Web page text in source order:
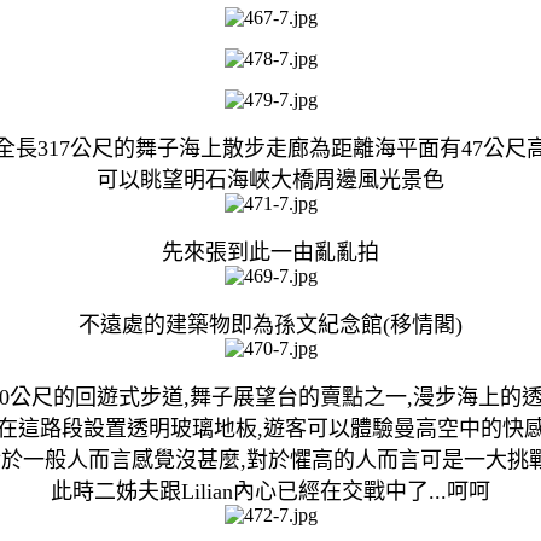
長317公尺的舞子海上散步走廊為距離海平面有47公尺
可以眺望明石海峽大橋周邊風光景色
先來張到此一由亂亂拍
不遠處的建築物即為孫文紀念館(移情閣)
公尺的回遊式步道,舞子展望台的賣點之一,漫步海上的
這路段設置透明玻璃地板,遊客可以體驗曼高空中的快
一般人而言感覺沒甚麼,對於懼高的人而言可是一大挑
此時二姊夫跟Lilian內心已經在交戰中了...呵呵